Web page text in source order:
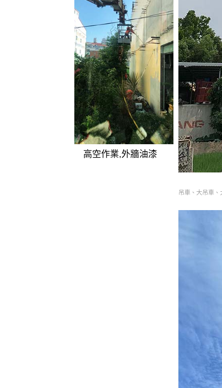
高空作業,外牆油漆
吊車、大吊車